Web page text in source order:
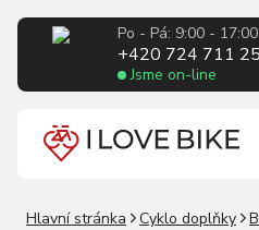
Po - Pá: 9:00 - 17:00
+420 724 711
Jsme on-line
Hlavní stránka Cyklo doplňky